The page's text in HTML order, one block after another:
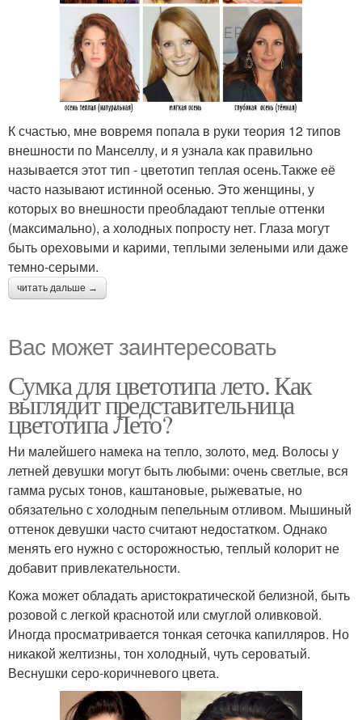
К счастью, мне вовремя попала в руки теория 12 типов
внешности по Манселлу, и я узнала как правильно
называется этот тип - цветотип теплая осень.Также её
часто называют истинной осенью. Это женщины, у
которых во внешности преобладают теплые оттенки
(максимально), а холодных попросту нет. Глаза могут
быть ореховыми и карими, теплыми зелеными или даже
темно-серыми.
читать дальше →
Вас может заинтересовать
Сумка для цветотипа лето. Как
выглядит представительница
цветотипа Лето?
Ни малейшего намека на тепло, золото, мед. Волосы у
летней девушки могут быть любыми: очень светлые, вся
гамма русых тонов, каштановые, рыжеватые, но
обязательно с холодным пепельным отливом. Мышиный
оттенок девушки часто считают недостатком. Однако
менять его нужно с осторожностью, теплый колорит не
добавит привлекательности.
Кожа может обладать аристократической белизной, быть
розовой с легкой краснотой или смуглой оливковой.
Иногда просматривается тонкая сеточка капилляров. Но
никакой желтизны, тон холодный, чуть сероватый.
Веснушки серо-коричневого цвета.